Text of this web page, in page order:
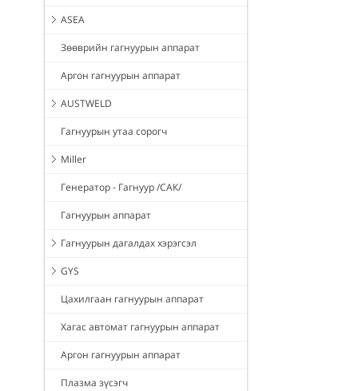
ASEA
Зөөврийн гагнуурын аппарат
Аргон гагнуурын аппарат
AUSTWELD
Гагнуурын утаа сорогч
Miller
Генератор - Гагнуур /САК/
Гагнуурын аппарат
Гагнуурын дагалдах хэрэгсэл
GYS
Цахилгаан гагнуурын аппарат
Хагас автомат гагнуурын аппарат
Аргон гагнуурын аппарат
Плазма зүсэгч